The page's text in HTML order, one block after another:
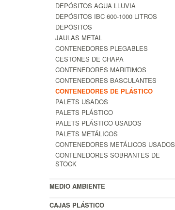
DEPÓSITOS AGUA LLUVIA
DEPÓSITOS IBC 600-1000 LITROS
DEPÓSITOS
JAULAS METAL
CONTENEDORES PLEGABLES
CESTONES DE CHAPA
CONTENEDORES MARITIMOS
CONTENEDORES BASCULANTES
CONTENEDORES DE PLÁSTICO
PALETS USADOS
PALETS PLÁSTICO
PALETS PLÁSTICO USADOS
PALETS METÁLICOS
CONTENEDORES METÁLICOS USADOS
CONTENEDORES SOBRANTES DE
STOCK
MEDIO AMBIENTE
CAJAS PLÁSTICO